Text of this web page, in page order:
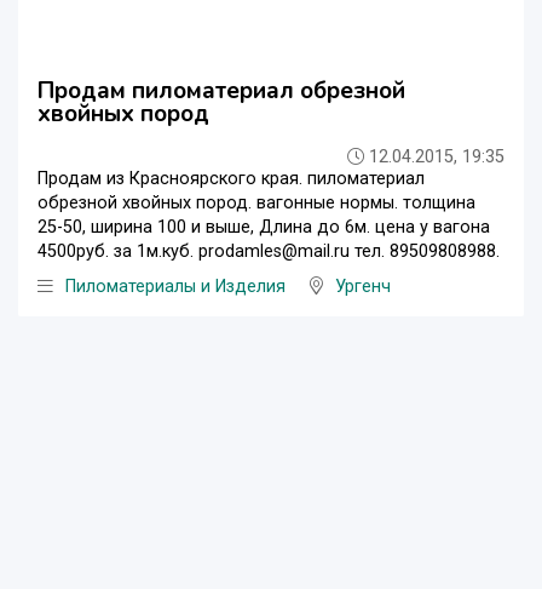
Продам пиломатериал обрезной
хвойных пород
12.04.2015, 19:35
Продам из Красноярского края. пиломатериал
обрезной хвойных пород. вагонные нормы. толщина
25-50, ширина 100 и выше, Длина до 6м. цена у вагона
4500руб. за 1м.куб. prodamles@mail.ru тел. 89509808988.
Пиломатериалы и Изделия
Ургенч